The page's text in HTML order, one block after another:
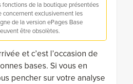
fonctions de la boutique présentées
concernent exclusivement les
de la version ePages Base
être obsolètes.
et c’est l’occasion de
bases. Si vous en
pencher sur votre analyse